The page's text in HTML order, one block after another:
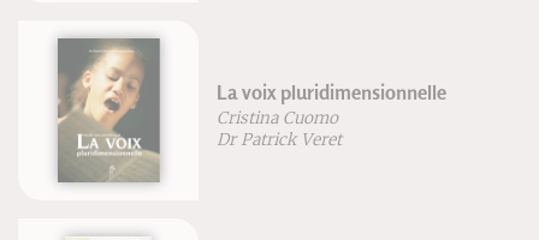
Surpoids et obésité, suivez le
coach
Renaud Roussel